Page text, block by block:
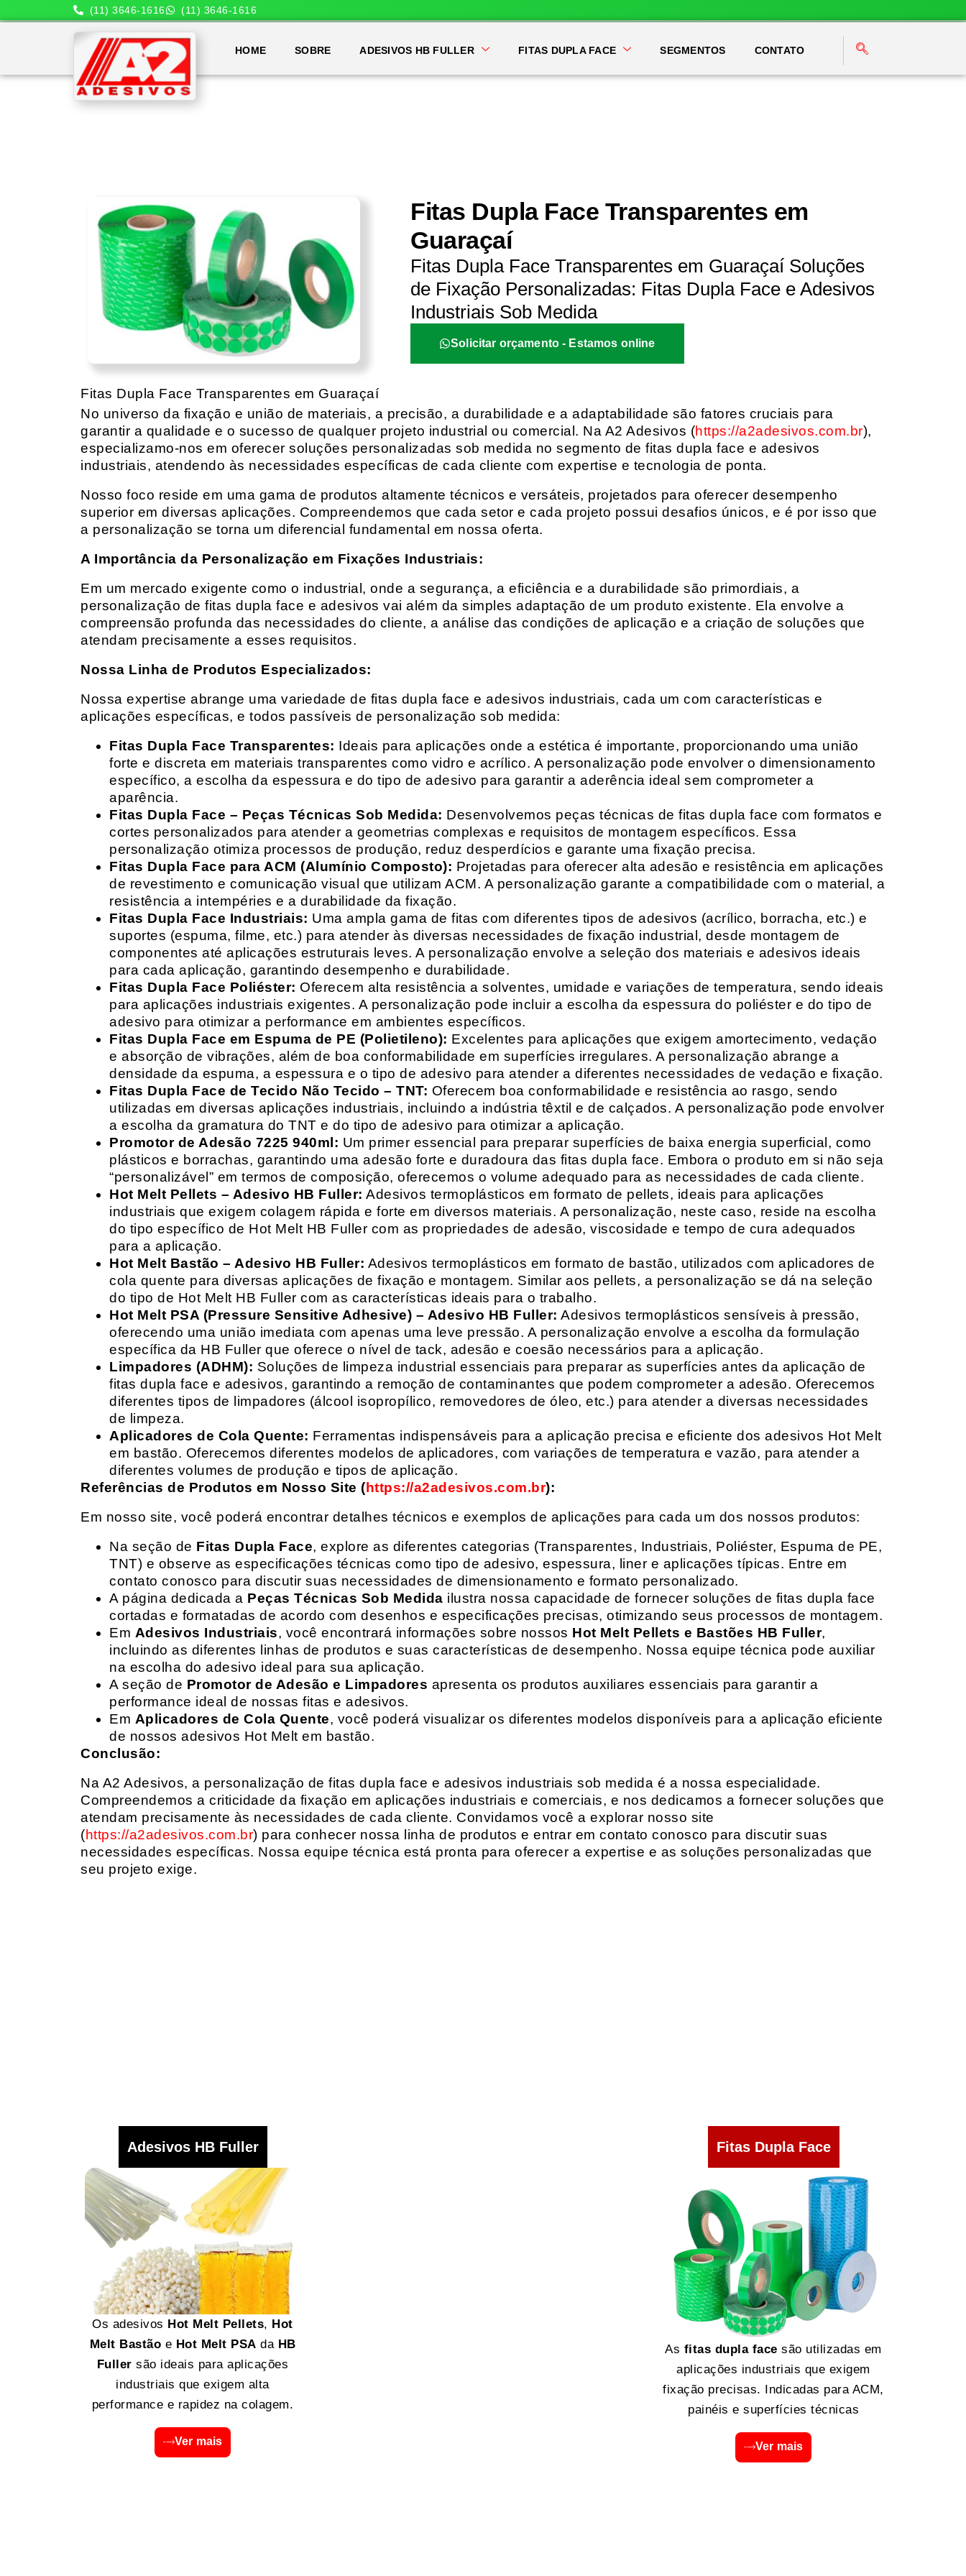
(11) 3646-1616 (11) 3646-1616
HOME SOBRE ADESIVOS HB FULLER FITAS DUPLA FACE SEGMENTOS CONTATO
Fitas Dupla Face Transparentes em
Guaraçaí
Fitas Dupla Face Transparentes em Guaraçaí Soluções
de Fixação Personalizadas: Fitas Dupla Face e Adesivos
Industriais Sob Medida
Solicitar orçamento - Estamos online
Fitas Dupla Face Transparentes em Guaraçaí
No universo da fixação e união de materiais, a precisão, a durabilidade e a adaptabilidade são fatores cruciais para
garantir a qualidade e o sucesso de qualquer projeto industrial ou comercial. Na A2 Adesivos (https://a2adesivos.com.br),
especializamo-nos em oferecer soluções personalizadas sob medida no segmento de fitas dupla face e adesivos
industriais, atendendo às necessidades específicas de cada cliente com expertise e tecnologia de ponta.
Nosso foco reside em uma gama de produtos altamente técnicos e versáteis, projetados para oferecer desempenho
superior em diversas aplicações. Compreendemos que cada setor e cada projeto possui desafios únicos, e é por isso que
a personalização se torna um diferencial fundamental em nossa oferta.
A Importância da Personalização em Fixações Industriais:
Em um mercado exigente como o industrial, onde a segurança, a eficiência e a durabilidade são primordiais, a
personalização de fitas dupla face e adesivos vai além da simples adaptação de um produto existente. Ela envolve a
compreensão profunda das necessidades do cliente, a análise das condições de aplicação e a criação de soluções que
atendam precisamente a esses requisitos.
Nossa Linha de Produtos Especializados:
Nossa expertise abrange uma variedade de fitas dupla face e adesivos industriais, cada um com características e
aplicações específicas, e todos passíveis de personalização sob medida:
Fitas Dupla Face Transparentes: Ideais para aplicações onde a estética é importante, proporcionando uma união
forte e discreta em materiais transparentes como vidro e acrílico. A personalização pode envolver o dimensionamento
específico, a escolha da espessura e do tipo de adesivo para garantir a aderência ideal sem comprometer a
aparência.
Fitas Dupla Face – Peças Técnicas Sob Medida: Desenvolvemos peças técnicas de fitas dupla face com formatos e
cortes personalizados para atender a geometrias complexas e requisitos de montagem específicos. Essa
personalização otimiza processos de produção, reduz desperdícios e garante uma fixação precisa.
Fitas Dupla Face para ACM (Alumínio Composto): Projetadas para oferecer alta adesão e resistência em aplicações
de revestimento e comunicação visual que utilizam ACM. A personalização garante a compatibilidade com o material, a
resistência a intempéries e a durabilidade da fixação.
Fitas Dupla Face Industriais: Uma ampla gama de fitas com diferentes tipos de adesivos (acrílico, borracha, etc.) e
suportes (espuma, filme, etc.) para atender às diversas necessidades de fixação industrial, desde montagem de
componentes até aplicações estruturais leves. A personalização envolve a seleção dos materiais e adesivos ideais
para cada aplicação, garantindo desempenho e durabilidade.
Fitas Dupla Face Poliéster: Oferecem alta resistência a solventes, umidade e variações de temperatura, sendo ideais
para aplicações industriais exigentes. A personalização pode incluir a escolha da espessura do poliéster e do tipo de
adesivo para otimizar a performance em ambientes específicos.
Fitas Dupla Face em Espuma de PE (Polietileno): Excelentes para aplicações que exigem amortecimento, vedação
e absorção de vibrações, além de boa conformabilidade em superfícies irregulares. A personalização abrange a
densidade da espuma, a espessura e o tipo de adesivo para atender a diferentes necessidades de vedação e fixação.
Fitas Dupla Face de Tecido Não Tecido – TNT: Oferecem boa conformabilidade e resistência ao rasgo, sendo
utilizadas em diversas aplicações industriais, incluindo a indústria têxtil e de calçados. A personalização pode envolver
a escolha da gramatura do TNT e do tipo de adesivo para otimizar a aplicação.
Promotor de Adesão 7225 940ml: Um primer essencial para preparar superfícies de baixa energia superficial, como
plásticos e borrachas, garantindo uma adesão forte e duradoura das fitas dupla face. Embora o produto em si não seja
“personalizável” em termos de composição, oferecemos o volume adequado para as necessidades de cada cliente.
Hot Melt Pellets – Adesivo HB Fuller: Adesivos termoplásticos em formato de pellets, ideais para aplicações
industriais que exigem colagem rápida e forte em diversos materiais. A personalização, neste caso, reside na escolha
do tipo específico de Hot Melt HB Fuller com as propriedades de adesão, viscosidade e tempo de cura adequados
para a aplicação.
Hot Melt Bastão – Adesivo HB Fuller: Adesivos termoplásticos em formato de bastão, utilizados com aplicadores de
cola quente para diversas aplicações de fixação e montagem. Similar aos pellets, a personalização se dá na seleção
do tipo de Hot Melt HB Fuller com as características ideais para o trabalho.
Hot Melt PSA (Pressure Sensitive Adhesive) – Adesivo HB Fuller: Adesivos termoplásticos sensíveis à pressão,
oferecendo uma união imediata com apenas uma leve pressão. A personalização envolve a escolha da formulação
específica da HB Fuller que oferece o nível de tack, adesão e coesão necessários para a aplicação.
Limpadores (ADHM): Soluções de limpeza industrial essenciais para preparar as superfícies antes da aplicação de
fitas dupla face e adesivos, garantindo a remoção de contaminantes que podem comprometer a adesão. Oferecemos
diferentes tipos de limpadores (álcool isopropílico, removedores de óleo, etc.) para atender a diversas necessidades
de limpeza.
Aplicadores de Cola Quente: Ferramentas indispensáveis para a aplicação precisa e eficiente dos adesivos Hot Melt
em bastão. Oferecemos diferentes modelos de aplicadores, com variações de temperatura e vazão, para atender a
diferentes volumes de produção e tipos de aplicação.
Referências de Produtos em Nosso Site (https://a2adesivos.com.br):
Em nosso site, você poderá encontrar detalhes técnicos e exemplos de aplicações para cada um dos nossos produtos:
Na seção de Fitas Dupla Face, explore as diferentes categorias (Transparentes, Industriais, Poliéster, Espuma de PE,
TNT) e observe as especificações técnicas como tipo de adesivo, espessura, liner e aplicações típicas. Entre em
contato conosco para discutir suas necessidades de dimensionamento e formato personalizado.
A página dedicada a Peças Técnicas Sob Medida ilustra nossa capacidade de fornecer soluções de fitas dupla face
cortadas e formatadas de acordo com desenhos e especificações precisas, otimizando seus processos de montagem.
Em Adesivos Industriais, você encontrará informações sobre nossos Hot Melt Pellets e Bastões HB Fuller,
incluindo as diferentes linhas de produtos e suas características de desempenho. Nossa equipe técnica pode auxiliar
na escolha do adesivo ideal para sua aplicação.
A seção de Promotor de Adesão e Limpadores apresenta os produtos auxiliares essenciais para garantir a
performance ideal de nossas fitas e adesivos.
Em Aplicadores de Cola Quente, você poderá visualizar os diferentes modelos disponíveis para a aplicação eficiente
de nossos adesivos Hot Melt em bastão.
Conclusão:
Na A2 Adesivos, a personalização de fitas dupla face e adesivos industriais sob medida é a nossa especialidade.
Compreendemos a criticidade da fixação em aplicações industriais e comerciais, e nos dedicamos a fornecer soluções que
atendam precisamente às necessidades de cada cliente. Convidamos você a explorar nosso site
(https://a2adesivos.com.br) para conhecer nossa linha de produtos e entrar em contato conosco para discutir suas
necessidades específicas. Nossa equipe técnica está pronta para oferecer a expertise e as soluções personalizadas que
seu projeto exige.
Adesivos HB Fuller
Os adesivos Hot Melt Pellets, Hot
Melt Bastão e Hot Melt PSA da HB
Fuller são ideais para aplicações
industriais que exigem alta
performance e rapidez na colagem.
Ver mais
Fitas Dupla Face
As fitas dupla face são utilizadas em
aplicações industriais que exigem
fixação precisas. Indicadas para ACM,
painéis e superfícies técnicas
Ver mais